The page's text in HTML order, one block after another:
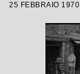
25 FEBBRAIO 1970